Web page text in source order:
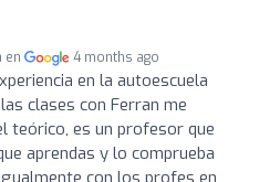
en 4 months ago
en la autoescuela
clases con Ferran me
teórico, es un profesor que
aprendas y lo comprueba
con los profes en